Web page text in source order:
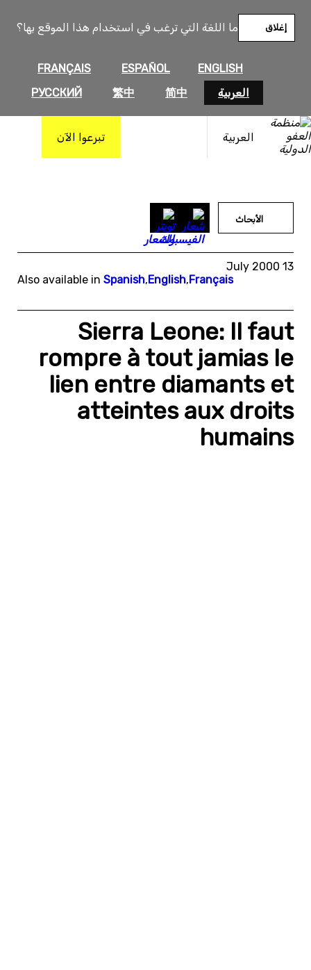
ما اللغة التي ترغب في استخدام هذا الموقع بها؟
ENGLISH
ESPAÑOL
FRANÇAIS
العربية
简中
繁中
РУССКИЙ
إغلاق
العربية تبرعوا الآن
المحتوى
الأبحاث
13 July 2000
Also available in Spanish,English,Français
Sierra Leone: Il faut
rompre à tout jamias le
lien entre diamants et
atteintes aux droits
humains